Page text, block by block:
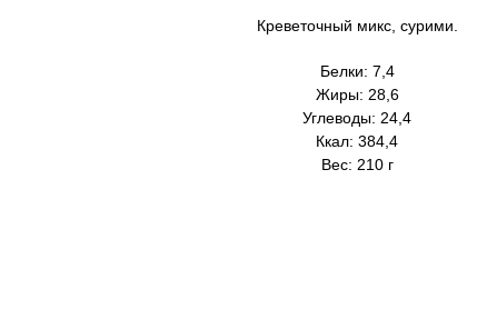
Креветочный микс, сурими.
Белки: 7,4
Жиры: 28,6
Углеводы: 24,4
Ккал: 384,4
Вес: 210 г